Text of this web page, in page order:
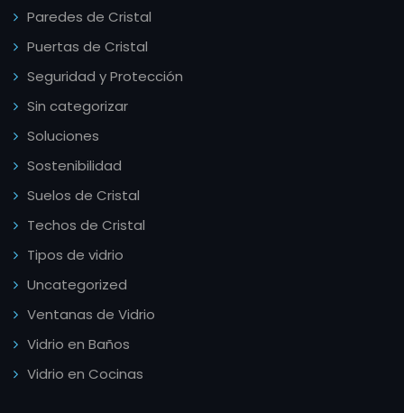
Paredes de Cristal
Puertas de Cristal
Seguridad y Protección
Sin categorizar
Soluciones
Sostenibilidad
Suelos de Cristal
Techos de Cristal
Tipos de vidrio
Uncategorized
Ventanas de Vidrio
Vidrio en Baños
Vidrio en Cocinas